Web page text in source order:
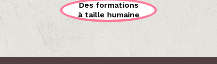
Des formations
à taille humaine